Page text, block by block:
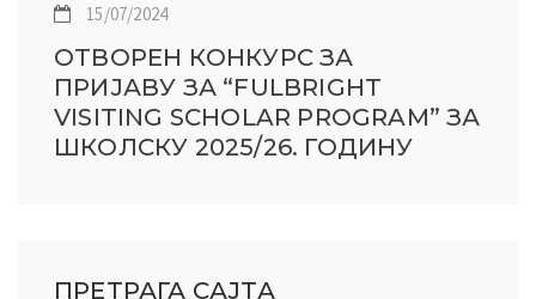
15/07/2024
ОТВОРЕН КОНКУРС ЗА
ПРИЈАВУ ЗА “FULBRIGHT
VISITING SCHOLAR PROGRAM” ЗА
ШКОЛСКУ 2025/26. ГОДИНУ
ПРЕТРАГА САЈТА